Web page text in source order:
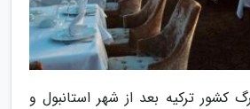
کشور ترکیه بعد از شهر استانبول و